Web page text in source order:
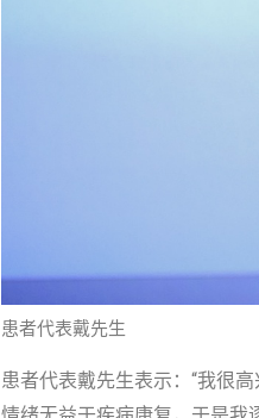
患者代表戴先生
患者代表戴先生表示：“我很